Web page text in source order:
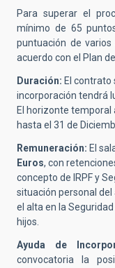
Para superar el
mínimo de 65
puntuación de
acuerdo con el Plan
Duración: El contrato
incorporación tendrá
El horizonte temporal
hasta el 31 de
Remuneración: El
Euros, con
concepto de IRPF y
situación personal
el alta en la
hijos.
Ayuda de
convocatoria la